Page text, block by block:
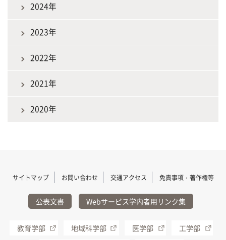
2024年
2023年
2022年
2021年
2020年
サイトマップ お問い合わせ 交通アクセス 免責事項・著作権等
公表文書 Webサービス学内者用リンク集
教育学部 地域科学部 医学部 工学部